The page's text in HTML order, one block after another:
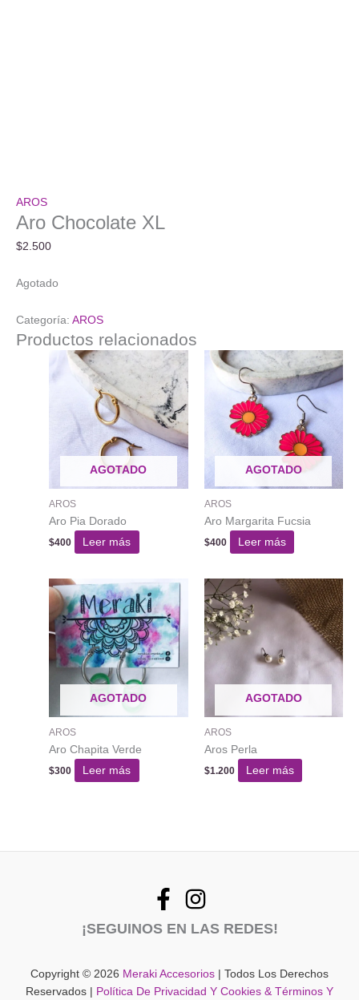
AROS
Aro Chocolate XL
$2.500
Agotado
Categoría: AROS
Productos relacionados
AGOTADO
AROS
Aro Pia Dorado
$400 Leer más
AGOTADO
AROS
Aro Margarita Fucsia
$400 Leer más
AGOTADO
AROS
Aro Chapita Verde
$300 Leer más
AGOTADO
AROS
Aros Perla
$1.200 Leer más
¡SEGUINOS EN LAS REDES!
Copyright © 2026 Meraki Accesorios | Todos Los Derechos
Reservados |
Política De Privacidad Y Cookies & Términos Y